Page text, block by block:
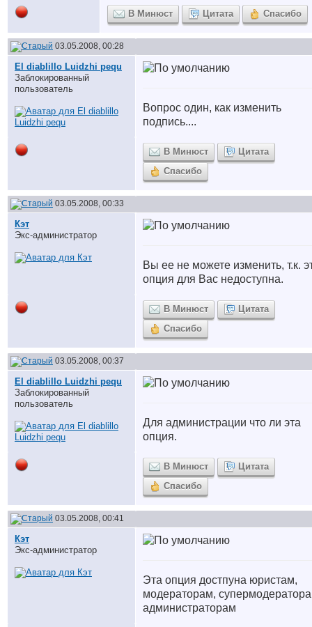
В Минюст Цитата Спасибо
03.05.2008, 00:28
El diablillo Luidzhi pequ
Заблокированный
пользователь
Вопрос один, как изменить
подпись....
В Минюст
Цитата
Спасибо
03.05.2008, 00:33
Кэт
Экс-администратор
Вы ее не можете изменить, т.к.
опция для Вас недоступна.
В Минюст
Цитата
Спасибо
03.05.2008, 00:37
El diablillo Luidzhi pequ
Заблокированный
пользователь
Для администрации что ли эта
опция.
В Минюст
Цитата
Спасибо
03.05.2008, 00:41
Кэт
Экс-администратор
Эта опция достпуна юристам,
модераторам,
администраторам